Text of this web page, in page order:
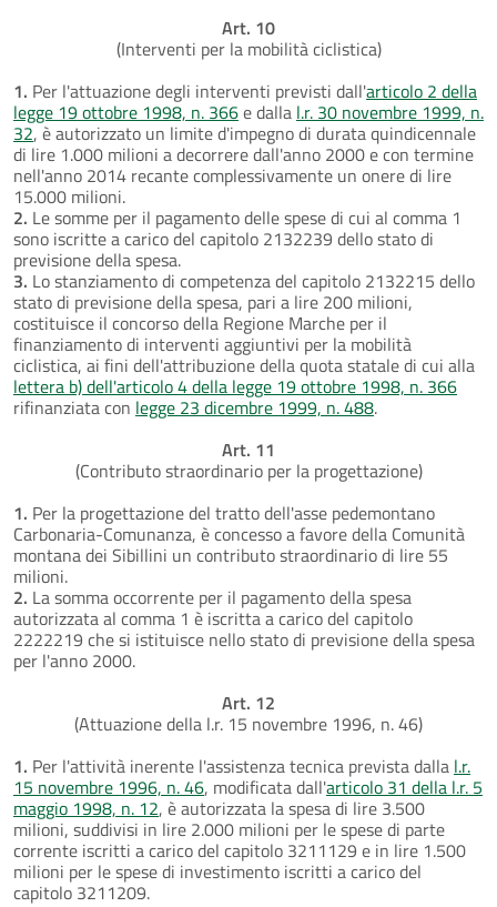
Art. 10
(Interventi per la mobilità ciclistica)
1. Per l'attuazione degli interventi previsti dall'articolo 2 della
legge 19 ottobre 1998, n. 366e dalla l.r. 30 novembre 1999, n.
32, è autorizzato un limite d'impegno di durata quindicennale
di lire 1.000 milioni a decorrere dall'anno 2000 e con termine
nell'anno 2014 recante complessivamente un onere di lire
15.000 milioni.
2. Le somme per il pagamento delle spese di cui al comma 1
sono iscritte a carico del capitolo 2132239 dello stato di
previsione della spesa.
3. Lo stanziamento di competenza del capitolo 2132215 dello
stato di previsione della spesa, pari a lire 200 milioni,
costituisce il concorso della Regione Marche per il
finanziamento di interventi aggiuntivi per la mobilità
ciclistica, ai fini dell'attribuzione della quota statale di cui alla
lettera b) dell'articolo 4 della legge 19 ottobre 1998, n. 366
rifinanziata con legge 23 dicembre 1999, n. 488.
Art. 11
(Contributo straordinario per la progettazione)
1. Per la progettazione del tratto dell'asse pedemontano
Carbonaria-Comunanza, è concesso a favore della Comunità
montana dei Sibillini un contributo straordinario di lire 55
milioni.
2. La somma occorrente per il pagamento della spesa
autorizzata al comma 1 è iscritta a carico del capitolo
2222219 che si istituisce nello stato di previsione della spesa
per l'anno 2000.
Art. 12
(Attuazione della l.r. 15 novembre 1996, n. 46)
1. Per l'attività inerente l'assistenza tecnica prevista dalla l.r.
15 novembre 1996, n. 46, modificata dall'articolo 31 della l.r. 5
maggio 1998, n. 12, è autorizzata la spesa di lire 3.500
milioni, suddivisi in lire 2.000 milioni per le spese di parte
corrente iscritti a carico del capitolo 3211129 e in lire 1.500
milioni per le spese di investimento iscritti a carico del
capitolo 3211209.